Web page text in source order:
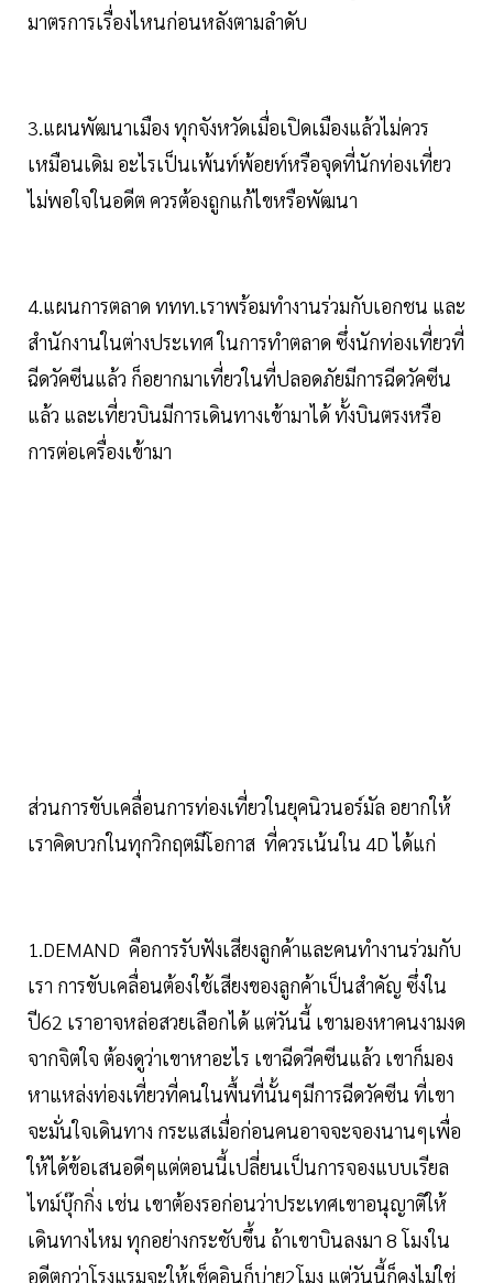
มาตรการเรื่องไหนก่อนหลังตามลำดับ
3.แผนพัฒนาเมือง ทุกจังหวัดเมื่อเปิดเมืองแล้วไม่ควร
เหมือนเดิม อะไรเป็นเพ้นท์พ้อยท์หรือจุดที่นักท่องเที่ยว
ไม่พอใจในอดีต ควรต้องถูกแก้ไขหรือพัฒนา
4.แผนการตลาด ททท.เราพร้อมทำงานร่วมกับเอกชน และ
สำนักงานในต่างประเทศ ในการทำตลาด ซึ่งนักท่องเที่ยวที่
ฉีดวัคซีนแล้ว ก็อยากมาเที่ยวในที่ปลอดภัยมีการฉีดวัคซีน
แล้ว และเที่ยวบินมีการเดินทางเข้ามาได้ ทั้งบินตรงหรือ
การต่อเครื่องเข้ามา
ส่วนการขับเคลื่อนการท่องเที่ยวในยุคนิวนอร์มัล อยากให้
เราคิดบวกในทุกวิกฤตมีโอกาส ที่ควรเน้นใน 4D ได้แก่
1.DEMAND คือการรับฟังเสียงลูกค้าและคนทำงานร่วมกับ
เรา การขับเคลื่อนต้องใช้เสียงของลูกค้าเป็นสำคัญ ซึ่งใน
ปี62 เราอาจหล่อสวยเลือกได้ แต่วันนี้ เขามองหาคนงามงด
จากจิตใจ ต้องดูว่าเขาหาอะไร เขาฉีดวีคซีนแล้ว เขาก็มอง
หาแหล่งท่องเที่ยวที่คนในพื้นที่นั้นๆมีการฉีดวัคซีน ที่เขา
จะมั่นใจเดินทาง กระแสเมื่อก่อนคนอาจจะจองนานๆเพื่อ
ให้ได้ข้อเสนอดีๆแต่ตอนนี้เปลี่ยนเป็นการจองแบบเรียล
ไทม์บุ๊กกิ่ง เช่น เขาต้องรอก่อนว่าประเทศเขาอนุญาติให้
เดินทางไหม ทุกอย่างกระชับขึ้น ถ้าเขาบินลงมา 8 โมงใน
อดีตกว่าโรงแรมจะให้เช็คอินก็บ่าย2โมง แต่วันนี้ก็คงไม่ใช่